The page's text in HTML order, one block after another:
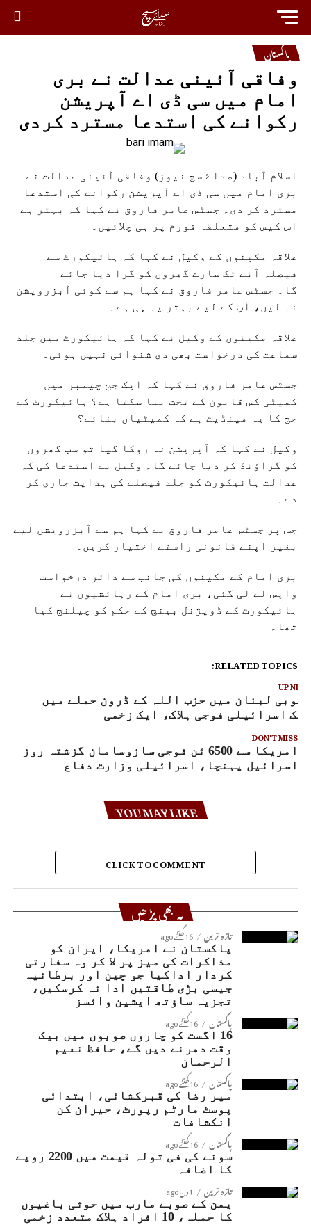
پاکستان
وفاقی آئینی عدالت نے بری
امام میں سی ڈی اے آپریشن
رکوانے کی استدعا مسترد کردی
اسلام آباد (صداۓ سچ نیوز) وفاقی آئینی عدالت نے
بری امام میں سی ڈی اے آپریشن رکوانے کی استدعا
مسترد کر دی۔ جسٹس عامر فاروق نے کہا کہ بہتر ہے
اس کیس کو متعلقہ فورم پر ہی چلائیں۔
علاقہ مکینوں کے وکیل نے کہا کہ ہائیکورٹ سے
فیصلہ آنے تک سارے گھروں کو گرا دیا جائے
گا۔ جسٹس عامر فاروق نے کہا ہم سے کوئی آبزرویشن
نہ لیں، آپ کے لیے بہتر یہ ہی ہے۔
علاقہ مکینوں کے وکیل نے کہا کہ ہائیکورٹ میں جلد
سماعت کی درخواست بھی دی شنوائی نہیں ہوئی۔
جسٹس عامر فاروق نے کہا کہ ایک جج چیمبر میں
کمیٹی کس قانون کے تحت بنا سکتا ہے؟ ہائیکورٹ کے
جج کا یہ مینڈیٹ ہے کہ کمیٹیاں بنائے؟
وکیل نے کہا کہ آپریشن نہ روکا گیا تو سب گھروں
کو گراؤنڈ کر دیا جائے گا۔ وکیل نے استدعا کی کہ
عدالت ہائیکورٹ کو جلد فیصلے کی ہدایت جاری کر
دے۔
جس پر جسٹس عامر فاروق نے کہا ہم سے آبزرویشن لیے
بغیر اپنے قانونی راستے اختیار کریں۔
بری امام کے مکینوں کی جانب سے دائر درخواست
واپس لے لی گئی، بری امام کے رہائشیوں نے
ہائیکورٹ کے ڈویژنل بینچ کے حکم کو چیلنج کیا
تھا۔
RELATED TOPICS:
UP
لبنان میں حزب اللہ کے ڈرون حملے میں
اسرائیلی فوجی ہلاک، ایک زخمی
DON'T MISS
امریکا سے 6500 ٹن فوجی سازوسامان گزشتہ روز
اسرائیل پہنچا، اسرائیلی وزارت دفاع
YOU MAY LIKE
CLICK TO COMMENT
یہ بھی پڑھیں
تازہ ترین 16 گھنٹے ago
پاکستان نے امریکا، ایران کو
مذاکرات کی میز پر لا کر وہ سفارتی
کردار اداکیا جو چین اور برطانیہ
جیسی بڑی طاقتیں ادا نہ کرسکیں،
تجزیہ ساؤتھ ایشین وائسز
پاکستان 16 گھنٹے ago
16 اگست کو چاروں صوبوں میں بیک
وقت دھرنے دیں گے، حافظ نعیم
الرحمان
پاکستان 16 گھنٹے ago
میر رضا کی قبرکشائی، ابتدائی
پوسٹ مارٹم رپورٹ، حیران کن
انکشافات
پاکستان 16 گھنٹے ago
سونے کی فی تولہ قیمت میں 2200 روپے
کا اضافہ
تازہ ترین 1 دن ago
یمن کے صوبے مارب میں حوثی باغیوں
کا حملہ، 10 افراد ہلاک متعدد زخمی